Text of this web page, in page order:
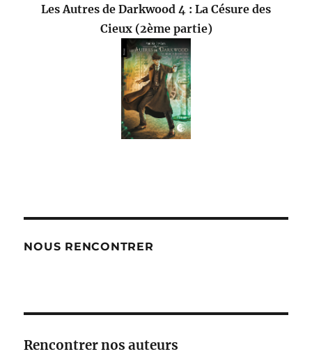
Les Autres de Darkwood 4 : La Césure des
Cieux (2ème partie)
NOUS RENCONTRER
Rencontrer nos auteurs